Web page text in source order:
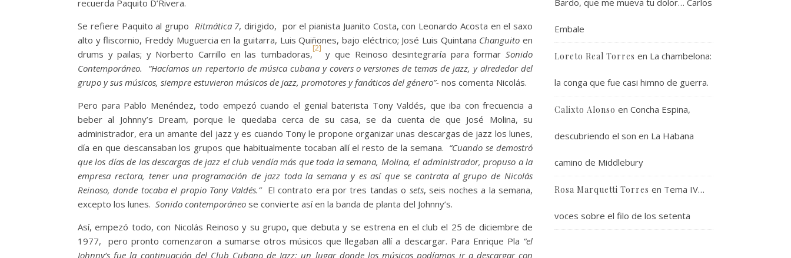
recuerda Paquito D’Rivera.
Se refiere Paquito al grupo Ritmática 7, dirigido, por el pianista Juanito Costa, con Leonardo Acosta en el saxo
alto y fliscornio, Freddy Muguercia en la guitarra, Luis Quiñones, bajo eléctrico; José Luis Quintana Changuito en
drums y pailas; y Norberto Carrillo en las tumbadoras,
[2]
y que Reinoso desintegraría para formarSonido
Contemporáneo.
“Hacíamos un repertorio de música cubana y covers o versiones de temas de jazz, y alrededor del
grupo y sus músicos, siempre estuvieron músicos de jazz, promotores y fanáticos del género”- nos comenta Nicolás.
Pero para Pablo Menéndez, todo empezó cuando el genial baterista Tony Valdés, que iba con frecuencia a
beber al Johnny’s Dream, porque le quedaba cerca de su casa, se da cuenta de que José Molina, su
administrador, era un amante del jazz y es cuando Tony le propone organizar unas descargas de jazz los lunes,
día en que descansaban los grupos que habitualmente tocaban allí el resto de la semana. “Cuando se demostró
que los días de las descargas de jazz el club vendía más que toda la semana, Molina, el administrador, propuso a la
empresa rectora, tener una programación de jazz toda la semana y es así que se contrata al grupo de Nicolás
Reinoso, donde tocaba el propio Tony Valdés.” El contrato era por tres tandas o sets, seis noches a la semana,
excepto los lunes. Sonido contemporáneo se convierte así en la banda de planta del Johnny’s.
Así, empezó todo, con Nicolás Reinoso y su grupo, que debuta y se estrena en el club el 25 de diciembre de
1977, pero pronto comenzaron a sumarse otros músicos que llegaban allí a descargar. Para Enrique Pla “el
Johnny’s fue la continuación del Club Cubano de Jazz: un lugar donde los músicos podíamos ir a descargar con
Bardo, que me mueva tu dolor… Carlos
Embale
Loreto Real Torres en La chambelona:
la conga que fue casi himno de guerra.
Calixto Alonso en Concha Espina,
descubriendo el son en La Habana
camino de Middlebury
Rosa Marquetti Torres en Tema IV…
voces sobre el filo de los setenta